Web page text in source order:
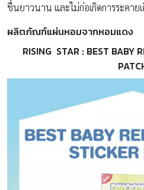
ชื้นยาวนาน และไม่ก่อเกิดการระคาย
ผลิตภัณฑ์แผ่นหอมจากหอมแดง
RISING STAR : BEST BABY